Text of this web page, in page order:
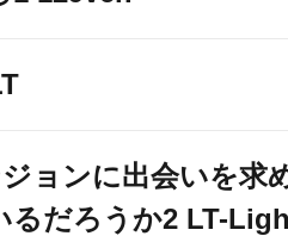
ョンに出会いを求
るだろうか2 LT-